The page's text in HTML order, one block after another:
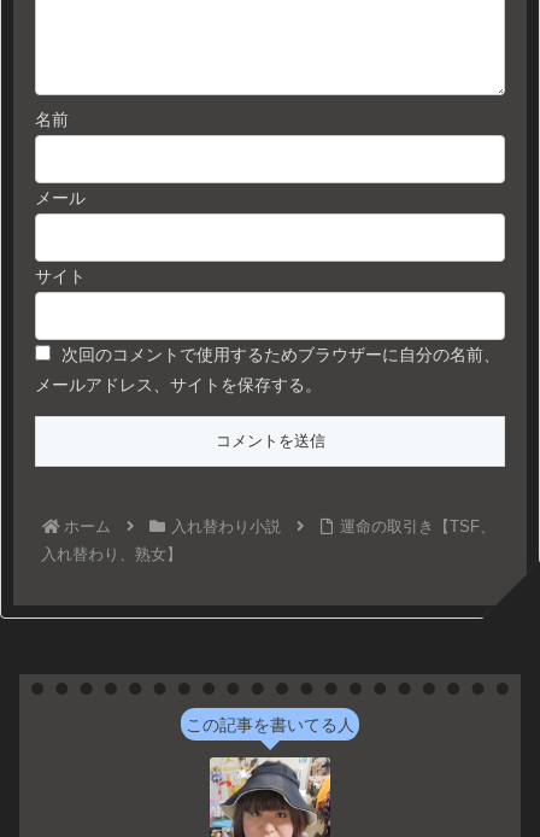
名前
メール
サイト
次回のコメントで使用するためブラウザーに自分の名前、
メールアドレス、サイトを保存する。
ホーム 入れ替わり小説
運命の取引き【TSF、
入れ替わり、熟女】
この記事を書いてる人